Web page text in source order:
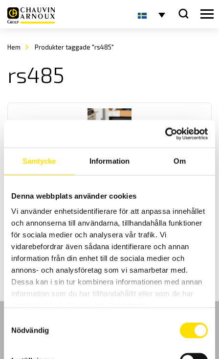
Samtycke Information Om
Denna webbplats använder cookies
Vi använder enhetsidentifierare för att anpassa innehållet
och annonserna till användarna, tillhandahålla funktioner
för sociala medier och analysera vår trafik. Vi
vidarebefordrar även sådana identifierare och annan
information från din enhet till de sociala medier och
annons- och analysföretag som vi samarbetar med.
Dessa kan i sin tur kombinera informationen med annan
information som du har tillhandahållit eller som de har
Nödvändig
Hem Produkter taggade "rs485"
rs485
OX9000 Scopix IV oscilloskopserie
multimeter som har effektmätning, övertonsanalys samt logger.
OX9302-BUS har även BUS-analys, för analys av de vanligast
förekommande databussarna. Med kommunikatione med ethernet,
WiFi och USB kommunikation samt inbyggd webbserver. Även
mjukvara för PC ingår.
28,900.00 kr – 59,500.00krPrisintervall:
28,900.00 kr
59,500.00 kr
LÄS MER